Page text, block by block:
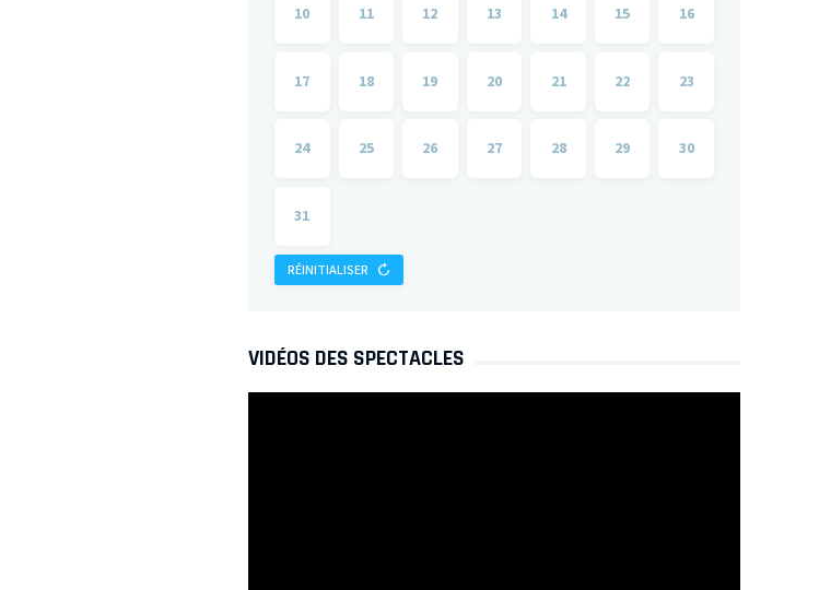
10 11 12 13 14 15 16
17 18 19 20 21 22 23
24 25 26 27 28 29 30
31
RÉINITIALISER
VIDÉOS DES SPECTACLES